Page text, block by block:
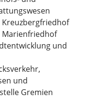
Kreuzbergfriedhof
Marienfriedhof
und
und
Gremien